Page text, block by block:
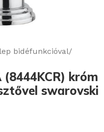
bidéfunkcióval
(8444KCR) króm
swarovski